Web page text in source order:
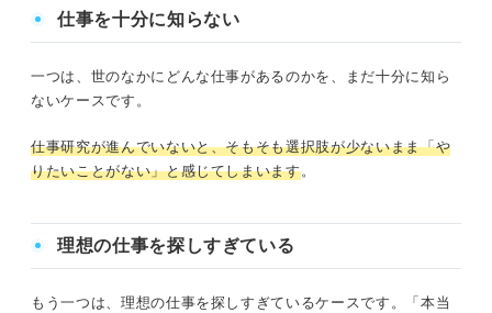
仕事を十分に知らない
一つは、世のなかにどんな仕事があるのかを、まだ十分に知ら
ないケースです。
仕事研究が進んでいないと、そもそも選択肢が少ないまま「や
りたいことがない」と感じてしまいます。
理想の仕事を探しすぎている
もう一つは、理想の仕事を探しすぎているケースです。「本当
と
仕事を十分に知らない
理想の仕事を探しすぎている